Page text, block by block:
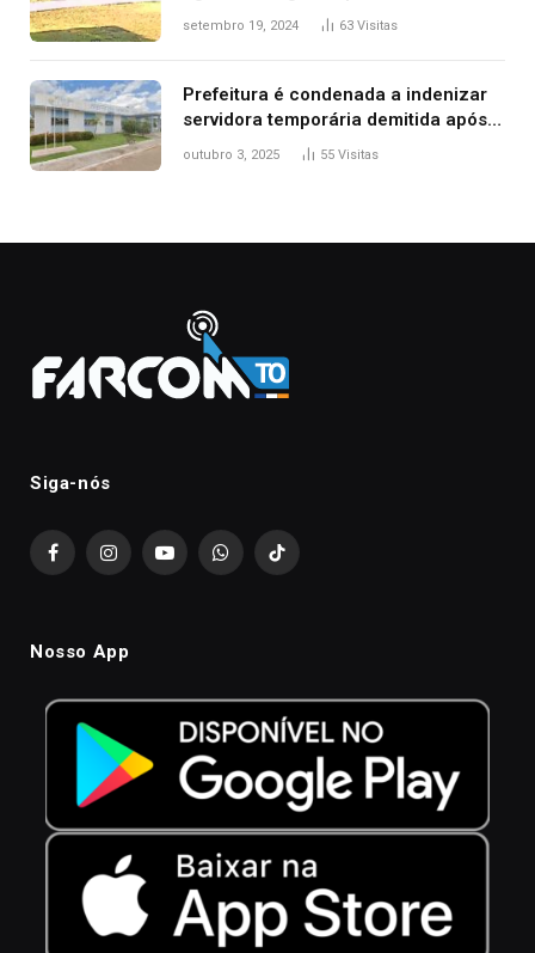
durante confusão no trânsito
setembro 19, 2024 63 Visitas
Prefeitura é condenada a indenizar
servidora temporária demitida após
nascimento da filha
outubro 3, 2025 55 Visitas
Siga-nós
FacebookInstagramYouTubeWhatsAppTikTok
Nosso App